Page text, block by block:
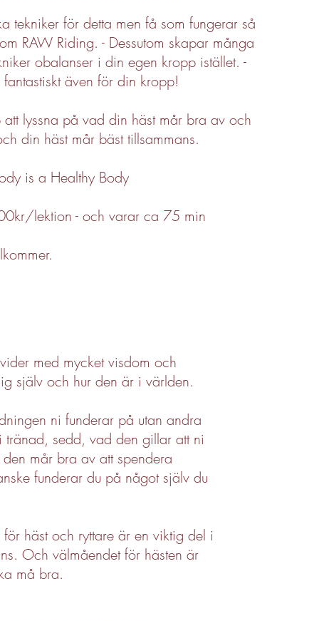
tekniker för detta men få som fungerar så
RAW Riding. - Dessutom skapar många
obalanser i din egen kropp istället. -
även för din kropp!
lyssna på vad din häst mår bra av och
din häst mår bäst tillsammans.
is a Healthy Body
lektion - och varar ca 75 min
med mycket visdom och
själv och hur den är i världen.
ni funderar på utan andra
tränad, sedd, vad den gillar att ni
mår bra av att spendera
funderar du på något själv du
häst och ryttare är en viktig del i
Och välmåendet för hästen är
må bra.